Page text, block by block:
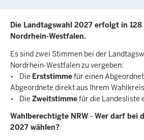
Die Landtagswahl 2027 erfolgt in 128
Nordrhein-Westfalen.
Es sind zwei Stimmen bei der
Nordrhein-Westfalen zu vergeben:
• Die Erststimmefür einen
Abgeordnete direkt aus Ihrem
• Die Zweitstimmefür die Landesliste
Wahlberechtigte NRW - Wer darf bei
2027 wählen?